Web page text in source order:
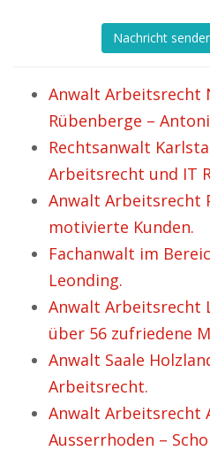
Nachricht
Anwalt Arbeitsrecht
Rübenberge –
Rechtsanwalt
Arbeitsrecht und IT
Anwalt Arbeitsrecht
motivierte Kunden.
Fachanwalt im
Leonding.
Anwalt Arbeitsrecht
über 56 zufriedene
Anwalt Saale
Arbeitsrecht.
Anwalt Arbeitsrecht
Ausserrhoden –